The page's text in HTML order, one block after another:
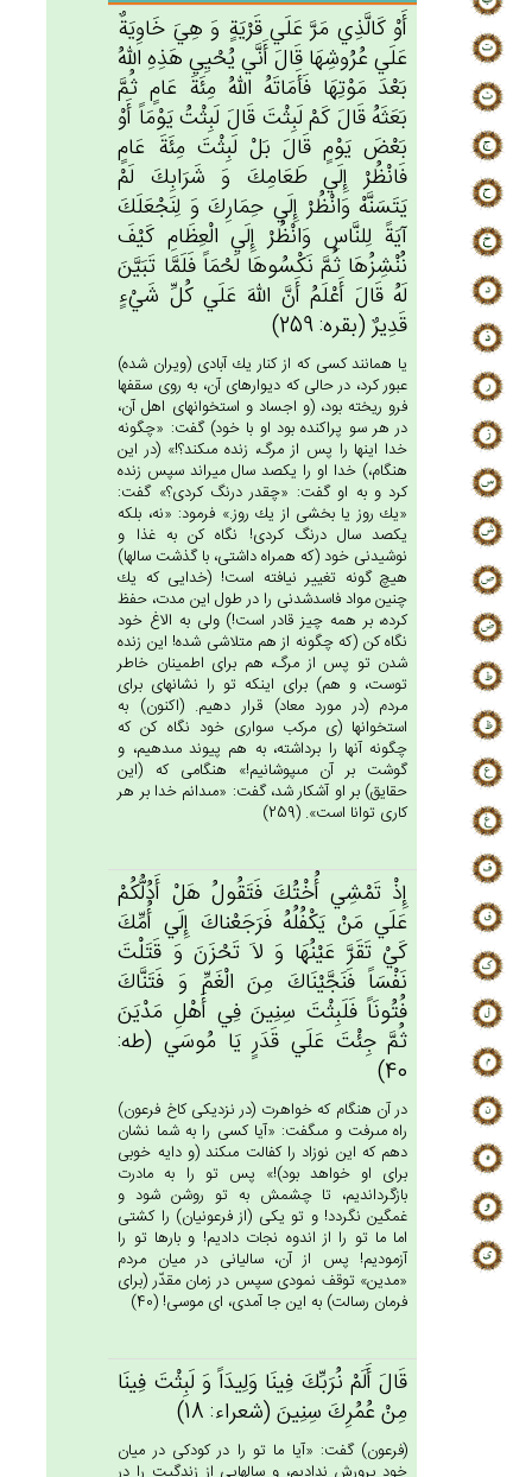
أَوْ كَالَّذِي‌ مَرَّ عَلَي‌ قَرْيَة‌ٍ وَ هِي‌َ خَاوِيَة‌ٌ
عَلَي‌ عُرُوشِهَا قَال‌َ أَنَّي‌ يُحْيِي هَذِه‌ِ الله‌ُ
بَعْدَ مَوْتِهَا فَأَمَاتَه‌ُ الله‌ُ مِئَة‌َ عَام‌ٍ ثُم‌َّ
بَعَثَه‌ُ قَال‌َ كَم‌ْ لَبِثْت‌َ قَال‌َ لَبِثْت‌ُ يَوْمَاً أَوْ
بَعْض‌َ يَوْم‌ٍ قَال‌َ بَلْ‌ لَبِثْت‌َ مِئَة‌َ عَام‌ٍ
فَانْظُرْ إِلَي‌ طَعَامِك‌َ وَ شَرَابِك‌َ لَم‌ْ
يَتَسَنَّه‌ْ وَانْظُرْ إِلَي‌ حِمَارِك‌َ وَ لِنَجْعَلَك‌َ
آيَة‌ً لِلنَّاس‌ِ وَانْظُرْ إِلَي‌ الْعِظَام‌ِ كَيْف‌َ
نُنْشِزُهَا ثُم‌َّ نَكْسُوهَا لَحْمَاً فَلَمَّا تَبَيَّن‌َ
لَه‌ُ قَال‌َ أَعْلَم‌ُ أَن‌َّ الله‌َ عَلَي‌ كُل‌ِّ شَي‌ْءٍ
قَدِيرٌ (بقره: 259)
يا همانند كسى كه از كنار يك آبادى (ويران شده)
عبور كرد، در حالى كه ديوارهاى آن، به روى سقفها
فرو ريخته بود، (و اجساد و استخوانهاى اهل آن،
در هر سو پراكنده بود او با خود) گفت: «چگونه
خدا اينها را پس از مرگ، زنده مى‏كند؟!» (در اين
هنگام،) خدا او را يكصد سال ميراند سپس زنده
كرد و به او گفت: «چقدر درنگ كردى؟» گفت:
«يك روز يا بخشى از يك روز.» فرمود: «نه، بلكه
يكصد سال درنگ كردى! نگاه كن به غذا و
نوشيدنى خود (كه همراه داشتى، با گذشت سالها)
هيچ گونه تغيير نيافته است! (خدايى كه يك
چنين مواد فاسدشدنى را در طول اين مدت، حفظ
كرده، بر همه چيز قادر است!) ولى به الاغ خود
نگاه كن (كه چگونه از هم متلاشى شده! اين زنده
شدن تو پس از مرگ، هم براى اطمينان خاطر
توست، و هم) براى اينكه تو را نشانه‏اى براى
مردم (در مورد معاد) قرار دهيم. (اكنون) به
استخوانها (ى مركب سوارى خود نگاه كن كه
چگونه آنها را برداشته، به هم پيوند مى‏دهيم، و
گوشت بر آن مى‏پوشانيم!» هنگامى كه (اين
حقايق) بر او آشكار شد، گفت: «مى‏دانم خدا بر هر
كارى توانا است». (259)
إِذْ تَمْشِي‌ أُخْتُك‌َ فَتَقُول‌ُ هَل‌ْ أَدُلُّكُم‌ْ
عَلَي‌ مَنْ‌ يَكْفُلُه‌ُ فَرَجَعْناك‌َ إِلَي‌ أُمِّك‌َ
كَي‌ْ تَقَرَّ عَيْنُهَا وَ لاَ تَحْزَن‌َ وَ قَتَلْت‌َ
نَفْسَاً فَنَجَّيْنَاك‌َ مِن‌َ الْغَم‌ِّ وَ فَتَنَّاك‌َ
فُتُونَاً فَلَبِثْت‌َ سِنِين‌َ فِي‌ أَهْل‌ِ مَدْيَن‌َ
ثُم‌َّ جِئْت‌َ عَلَي‌ قَدَرٍ يَا مُوسَي‌ (طه:
40)
در آن هنگام كه خواهرت (در نزديكى كاخ فرعون)
راه مى‏رفت و مى‏گفت: «آيا كسى را به شما نشان
دهم كه اين نوزاد را كفالت مى‏كند (و دايه خوبى
براى او خواهد بود)!» پس تو را به مادرت
بازگردانديم، تا چشمش به تو روشن شود و
غمگين نگردد! و تو يكى (از فرعونيان) را كشتى
اما ما تو را از اندوه نجات داديم! و بارها تو را
آزموديم! پس از آن، ساليانى در ميان مردم
«مدين» توقف نمودى سپس در زمان مقدّر (براى
فرمان رسالت) به اين جا آمدى، اى موسى! (40)
قَال‌َ أَلَم‌ْ نُرَبِّك‌َ فِينَا وَلِيدَاً وَ لَبِثْت‌َ فِينَا
مِن‌ْ عُمُرِك‌َ سِنِين‌َ (شعراء: 18)
(فرعون) گفت: «آيا ما تو را در كودكى در ميان